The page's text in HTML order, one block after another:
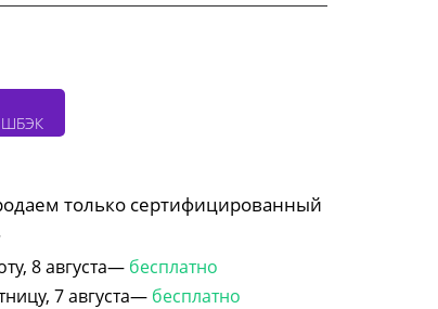
только сертифицированный
8 августа— бесплатно
7 августа— бесплатно